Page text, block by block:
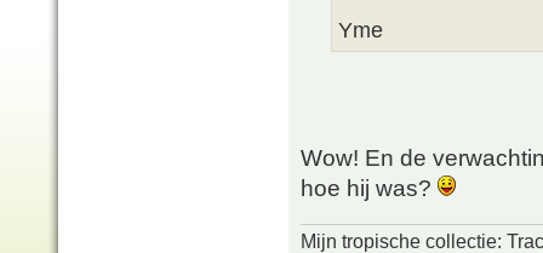
Yme
Wow! En de
hoe hij was?
Mijn tropische collectie: